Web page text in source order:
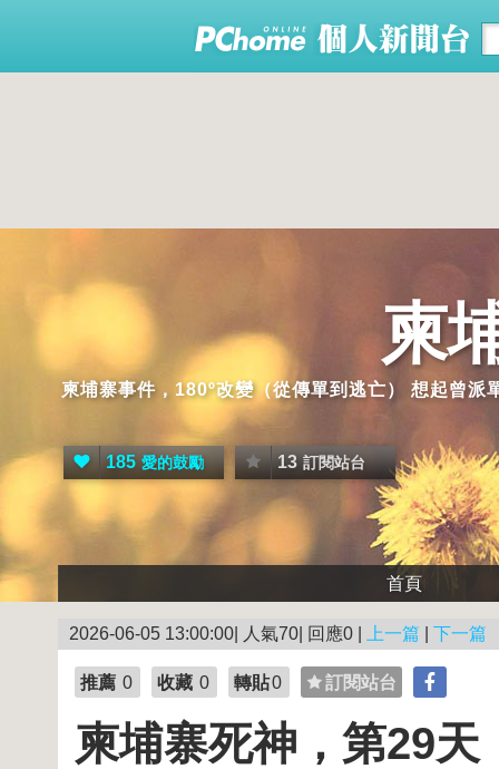
柬
柬埔寨事件，180º改變（從傳單到逃亡） 想起曾
185 愛的鼓勵 13 訂閱站台
首頁
2026-06-05 13:00:00| 人氣70| 回應0 | 上一篇 下一篇
推薦 0 收藏 0 轉貼0 訂閱站台
柬埔寨死神，第29天